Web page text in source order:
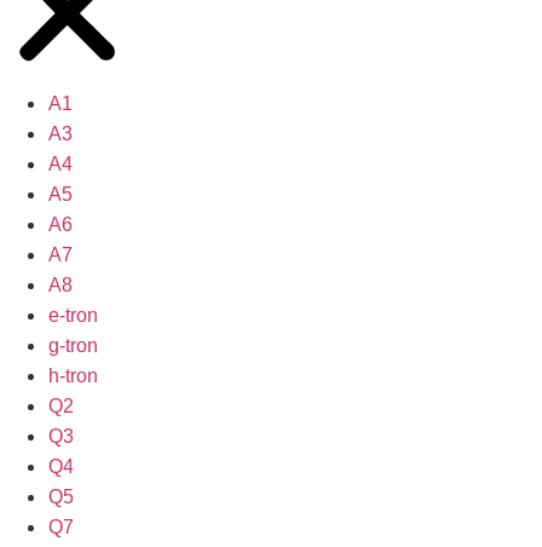
A1
A3
A4
A5
A6
A7
A8
e-tron
g-tron
h-tron
Q2
Q3
Q4
Q5
Q7